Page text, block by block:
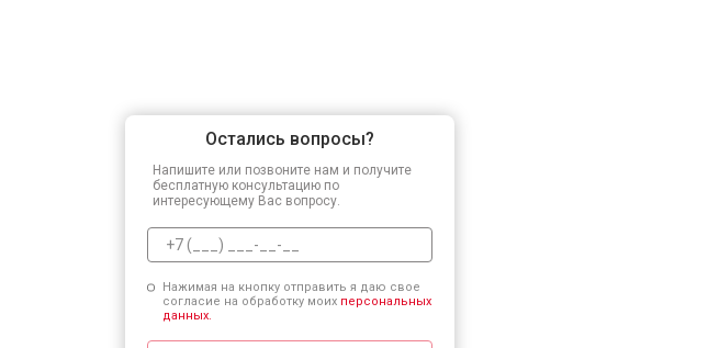
Остались вопросы?
Напишите или позвоните нам и получите
бесплатную консультацию по
интересующему Вас вопросу.
Нажимая на кнопку отправить я даю свое
согласие на обработку моих персональных
данных.